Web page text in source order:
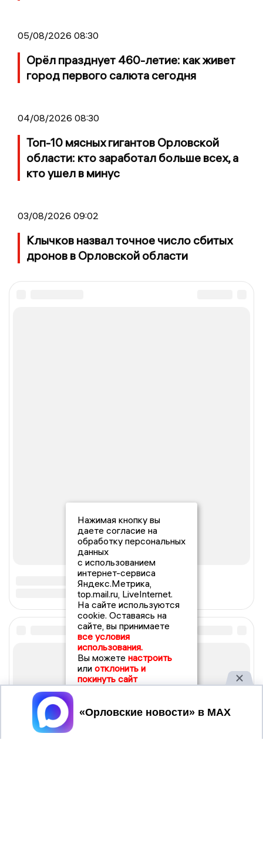
05/08/2026 08:30
Орёл празднует 460-летие: как живет
город первого салюта сегодня
04/08/2026 08:30
Топ-10 мясных гигантов Орловской
области: кто заработал больше всех, а
кто ушел в минус
03/08/2026 09:02
Клычков назвал точное число сбитых
дронов в Орловской области
Нажимая кнопку вы
даете согласие на
обработку персональных
данных
с использованием
интернет-сервиса
Яндекс.Метрика,
top.mail.ru, LiveInternet.
На сайте используются
cookie. Оставаясь на
сайте, вы принимаете
все условия
использования.
Вы можете настроить
или отклонить и
покинуть сайт
Принять